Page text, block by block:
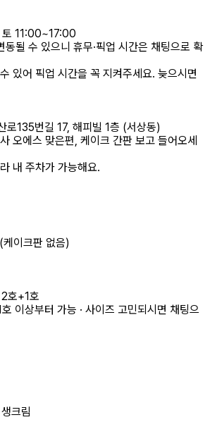
11:00~17:00
동될 수 있으니 휴무·픽업 시간은 채팅으로 확
있어 픽업 시간을 꼭 지켜주세요. 늦으시면
로135번길 17, 해피빌 1층 (서상동)
오에스 맞은편, 케이크 간판 보고 들어오세
내 주차가 가능해요.
이크판 없음)
호+1호
이상부터 가능 · 사이즈 고민되시면 채팅으
크림